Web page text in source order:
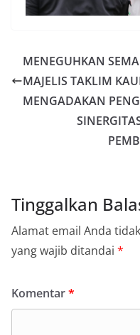
MENEGUHKAN
MAJELIS TAKLIM
MENGADAKAN
Tinggalkan
Alamat email Anda
yang wajib ditandai *
Komentar*